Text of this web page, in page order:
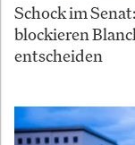
Schock im
blockieren
entscheiden